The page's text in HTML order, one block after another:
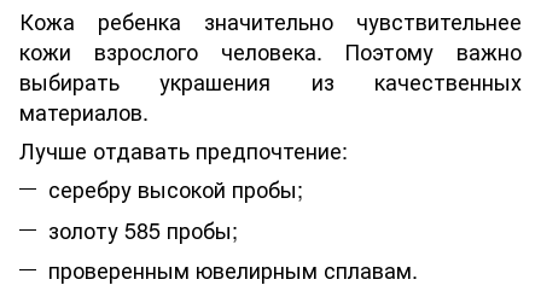
Кожа ребенка значительно чувствительнее
кожи взрослого человека. Поэтому важно
выбирать украшения из качественных
материалов.
Лучше отдавать предпочтение:
серебру высокой пробы;
золоту 585 пробы;
проверенным ювелирным сплавам.